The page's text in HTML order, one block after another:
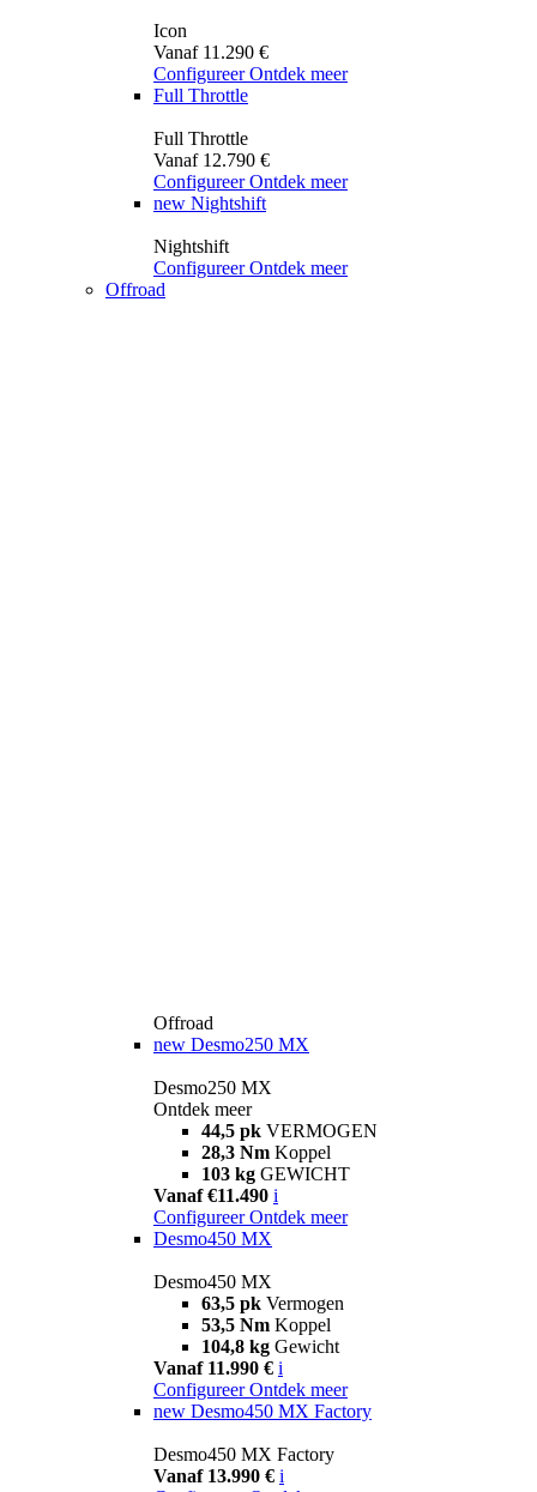
Icon
Vanaf 11.290 €
Configureer Ontdek meer
Full Throttle
Full Throttle
Vanaf 12.790 €
Configureer Ontdek meer
new Nightshift
Nightshift
Configureer Ontdek meer
Offroad
Offroad
new Desmo250 MX
Desmo250 MX
Ontdek meer
44,5 pk VERMOGEN
28,3 Nm Koppel
103 kg GEWICHT
Vanaf €11.490 i
Configureer Ontdek meer
Desmo450 MX
Desmo450 MX
63,5 pk Vermogen
53,5 Nm Koppel
104,8 kg Gewicht
Vanaf 11.990 € i
Configureer Ontdek meer
new Desmo450 MX Factory
Desmo450 MX Factory
Vanaf 13.990 € i